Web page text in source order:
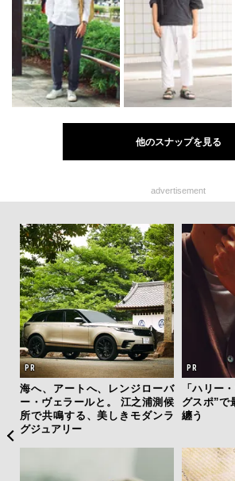
他のスナップを見る
advertisement
海へ、アートへ、レンジローバ
ー・ヴェラールと。 江之浦測候
所で共鳴する、美しきモダンラ
グジュアリー
「ハリー
グスポ”で
纏う